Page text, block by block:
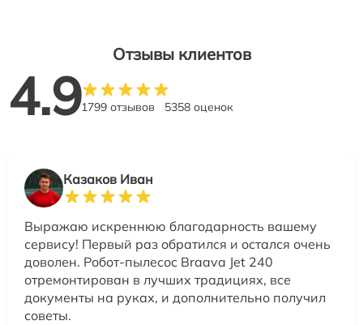
Отзывы клиентов
4.91799 отзывов 5358 оценок
Казаков Иван
Выражаю искреннюю благодарность вашему
сервису! Первый раз обратился и остался очень
доволен. Робот-пылесос Braava Jet 240
отремонтирован в лучших традициях, все
документы на руках, и дополнительно получил
советы.